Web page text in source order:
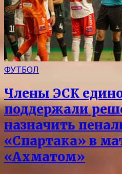
ФУТБОЛ
Члены ЭСК
поддержали
назначить
«Спартака» в
«Ахматом»